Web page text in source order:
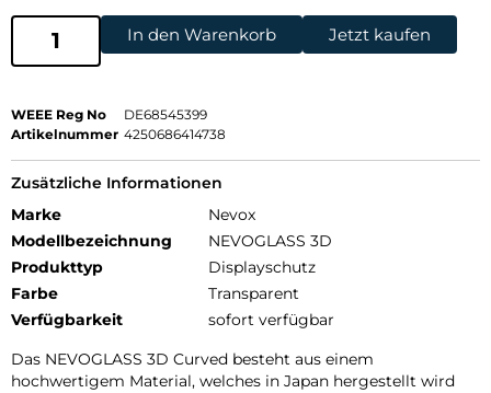
In den Warenkorb Jetzt kaufen
WEEE Reg No
DE68545399
Artikelnummer 4250686414738
Zusätzliche Informationen
Marke
Nevox
Modellbezeichnung
NEVOGLASS 3D
Produkttyp
Displayschutz
Farbe
Transparent
Verfügbarkeit
sofort verfügbar
Das NEVOGLASS 3D Curved besteht aus einem
hochwertigem Material, welches in Japan hergestellt wird